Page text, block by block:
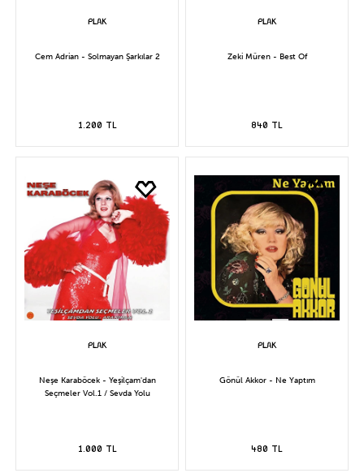
Cem Adrian - Solmayan Şarkılar 2
1.200 TL
Zeki Müren - Best Of
840 TL
Neşe Karaböcek - Yeşilçam'dan
Seçmeler Vol.1 / Sevda Yolu
1.000 TL
Gönül Akkor - Ne Yaptım
480 TL